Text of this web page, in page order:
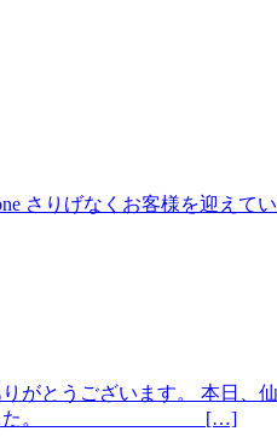
さりげなくお客様を迎えて
、ありがとうございま
のみました。 […]